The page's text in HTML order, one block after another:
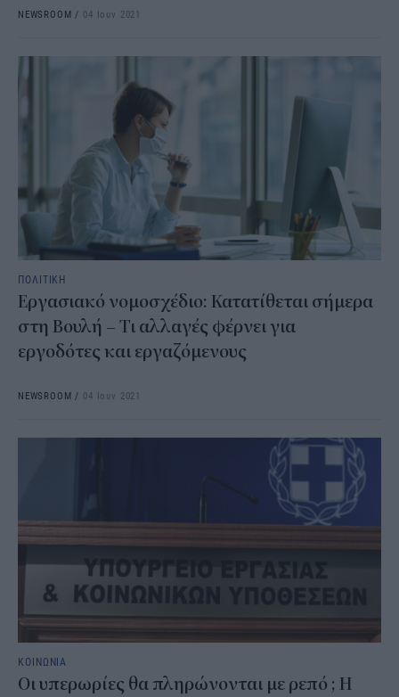
NEWSROOM / 04 Ιουν 2021
ΠΟΛΙΤΙΚΗ
Εργασιακό νομοσχέδιο: Κατατίθεται σήμερα
στη Βουλή – Τι αλλαγές φέρνει για
εργοδότες και εργαζόμενους
NEWSROOM / 04 Ιουν 2021
ΚΟΙΝΩΝΙΑ
Οι υπερωρίες θα πληρώνονται με ρεπό ; Η